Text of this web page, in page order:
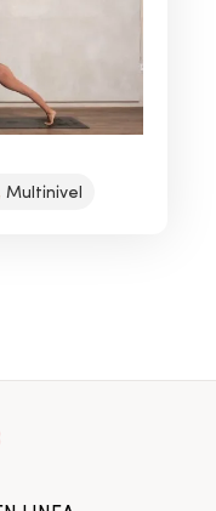
Multinivel